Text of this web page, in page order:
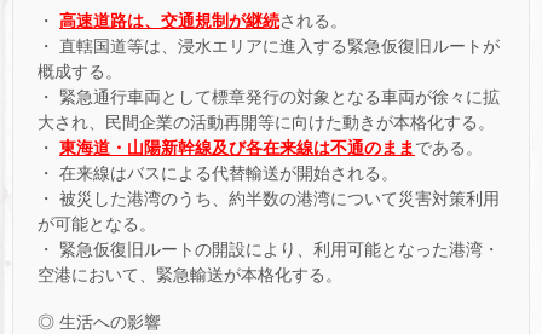
・ 高速道路は、交通規制が継続される。
・ 直轄国道等は、浸水エリアに進入する緊急仮復旧ルートが
概成する。
・ 緊急通行車両として標章発行の対象となる車両が徐々に拡
大され、民間企業の活動再開等に向けた動きが本格化する。
・ 東海道・山陽新幹線及び各在来線は不通のまま である。
・ 在来線はバスによる代替輸送が開始される。
・ 被災した港湾のうち、約半数の港湾について災害対策利用
が可能となる。
・ 緊急仮復旧ルートの開設により、利用可能となった港湾・
空港において、緊急輸送が本格化する。
◎ 生活への影響